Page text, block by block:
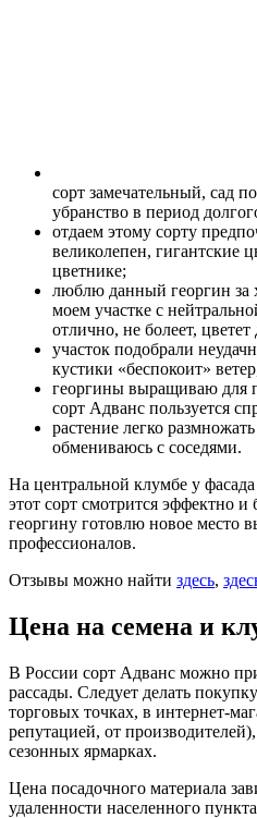
сорт замечательный, сад
убранство в период
отдаем этому сорту
великолепен, гигантские
цветнике;
люблю данный георгин за
моем участке с
отлично, не болеет,
участок подобрали
кустики «беспокоит»
георгины выращиваю для
сорт Адванс пользуется
растение легко
обмениваюсь с соседями.
На центральной клумбе у
этот сорт смотрится эффектно
георгину готовлю новое место
профессионалов.
Отзывы можно найти здесь,
Цена на семена и
В России сорт Адванс можно
рассады. Следует делать
торговых точках, в интернет-
репутацией, от
сезонных ярмарках.
Цена посадочного материала
удаленности населенного